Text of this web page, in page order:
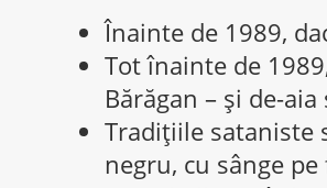
Înainte de 1989,
Tot înainte de
Bărăgan – și de-
Tradițiile sataniste
negru, cu sânge